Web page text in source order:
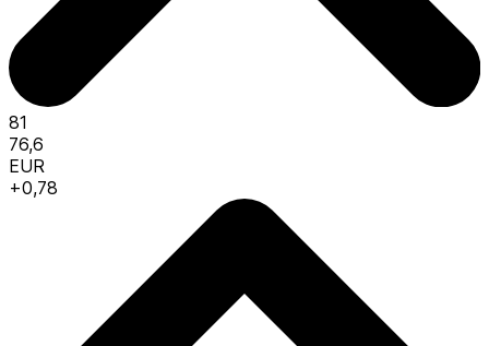
81
76,6
EUR
+0,78